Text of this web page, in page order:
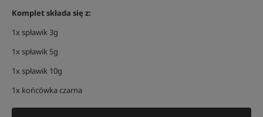
Komplet składa się z:
1x spławik 3g
1x spławik 5g
1x spławik 10g
1x końcówka czarna